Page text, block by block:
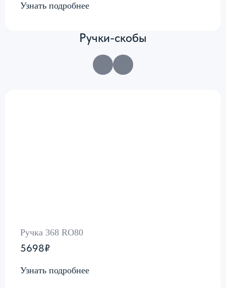
Узнать подробнее
Ручки-скобы
Ручка 368 RO80
5698₽
Узнать подробнее